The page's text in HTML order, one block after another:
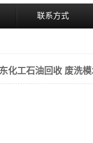
联系方式
化工石油回收 废洗